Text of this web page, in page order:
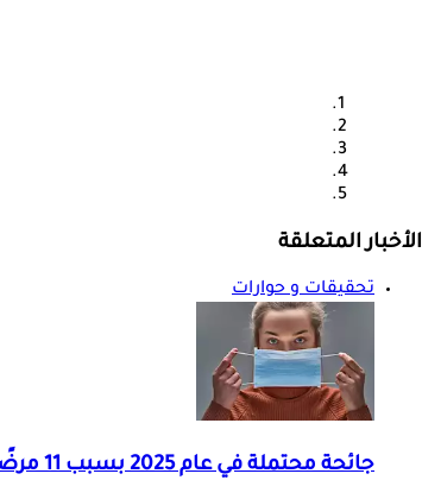
الأخبار المتعلقة
تحقيقات و حوارات
جائحة محتملة في عام 2025 بسبب 11 مرضًا